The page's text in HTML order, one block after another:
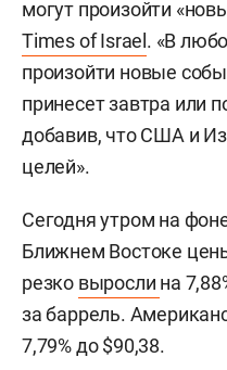
могут произойти
Times of Israel. «В
произойти новые
принесет завтра или
добавив, что США и
целей».
Сегодня утром на
Ближнем Востоке
резко выросли на
за баррель.
7,79% до $90,38.